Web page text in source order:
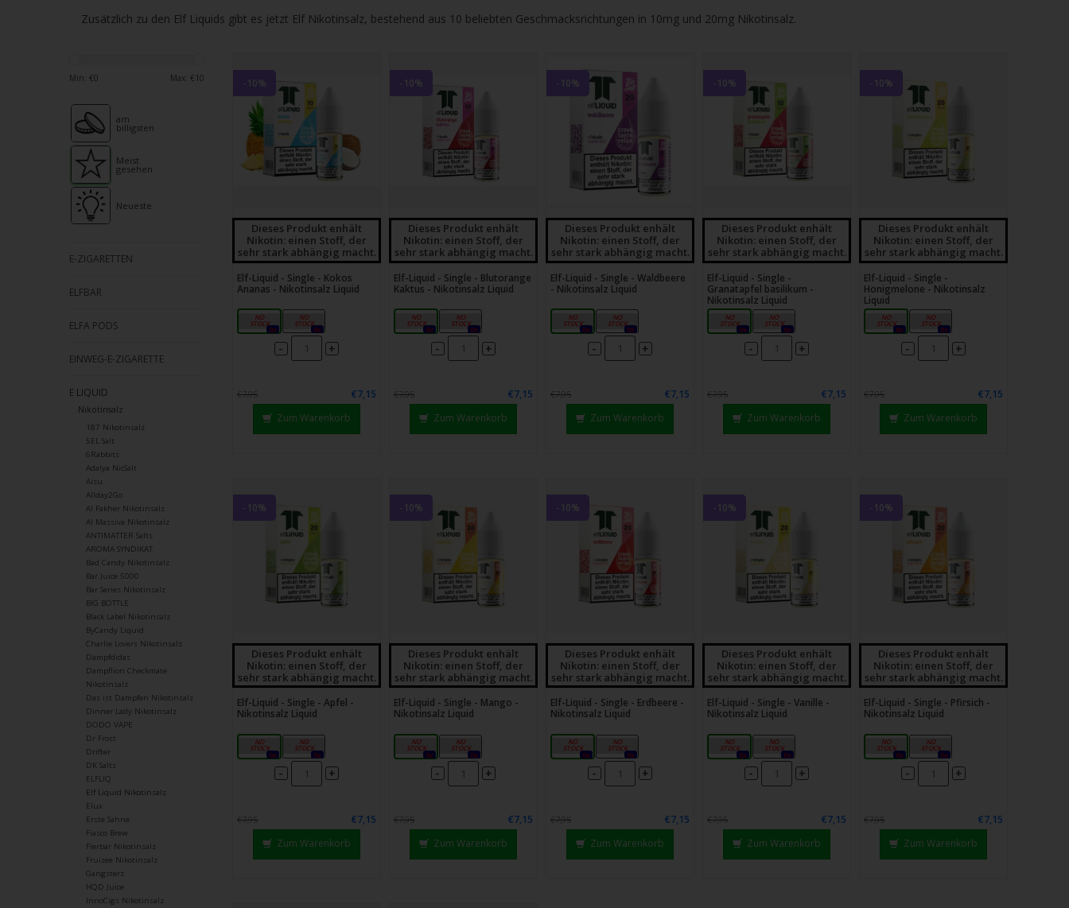
Ergebnis
zum
ausgewählten
Suchergebnis
gelangen.
Benutzer
von
Touchgeräten
und
Streichgesten
Zusätzlich zu den Elf Liquids gibt es jetzt Elf Nikotinsalz, bestehend aus 10 beliebten Geschmacksrichtungen in 10mg und 20mg Nikotinsalz.
Min: €0 Max: € 10
am
billigsten
Meist
gesehen
Neueste
E-ZIGARETTEN
ELFBAR
ELFA PODS
EINWEG-E-ZIGARETTE
E LIQUID
Nikotinsalz
187 Nikotinsalz
5EL Salt
6Rabbits
Adalya NicSalt
Aisu
Allday2Go
Al Fakher Nikotinsalz
Al Massiva Nikotinsalz
ANTIMATTER Salts
AROMA SYNDIKAT
Bad Candy Nikotinsalz
Bar Juice 5000
Bar Series Nikotinsalz
BIG BOTTLE
Black Label Nikotinsalz
ByCandy Liquid
Charlie Lovers Nikotinsalz
Dampfdidas
Dampflion Checkmate
Nikotinsalz
Das ist Dampfen Nikotinsalz
Dinner Lady Nikotinsalz
DODO VAPE
Dr Frost
Drifter
DK Salts
ELFLIQ
Elf Liquid Nikotinsalz
Elux
Erste Sahne
Fiasco Brew
Flerbar Nikotinsalz
Fruizee Nikotinsalz
Gangsterz
HQD Juice
InnoCigs Nikotinsalz
-10%
Dieses Produkt enhält
Nikotin: einen Stoff, der
sehr stark abhängig macht.
Elf-Liquid - Single - Kokos
Ananas - Nikotinsalz Liquid
10mg
0x
20mg
0x
- +
€7,95
€7,15
Zum Warenkorb
-10%
Dieses Produkt enhält
Nikotin: einen Stoff, der
sehr stark abhängig macht.
Elf-Liquid - Single - Blutorange
Kaktus - Nikotinsalz Liquid
10mg
0x
20mg
0x
- +
€7,95
€7,15
Zum Warenkorb
-10%
Dieses Produkt enhält
Nikotin: einen Stoff, der
sehr stark abhängig macht.
Elf-Liquid - Single - Waldbeere
- Nikotinsalz Liquid
10mg
0x
20mg
0x
- +
€7,95
€7,15
Zum Warenkorb
-10%
Dieses Produkt enhält
Nikotin: einen Stoff, der
sehr stark abhängig macht.
Elf-Liquid - Single -
Granatapfel basilikum -
Nikotinsalz Liquid
10mg
0x
20mg
0x
- +
€7,95
€7,15
Zum Warenkorb
-10%
Dieses Produkt enhält
Nikotin: einen Stoff, der
sehr stark abhängig macht.
Elf-Liquid - Single -
Honigmelone - Nikotinsalz
Liquid
10mg
0x
20mg
0x
- +
€7,95
€7,15
Zum Warenkorb
-10%
Dieses Produkt enhält
Nikotin: einen Stoff, der
sehr stark abhängig macht.
Elf-Liquid - Single - Apfel -
Nikotinsalz Liquid
10mg
0x
20mg
0x
- +
€7,95
€7,15
Zum Warenkorb
-10%
Dieses Produkt enhält
Nikotin: einen Stoff, der
sehr stark abhängig macht.
Elf-Liquid - Single - Mango -
Nikotinsalz Liquid
10mg
0x
20mg
0x
- +
€7,95
€7,15
Zum Warenkorb
-10%
Dieses Produkt enhält
Nikotin: einen Stoff, der
sehr stark abhängig macht.
Elf-Liquid - Single - Erdbeere -
Nikotinsalz Liquid
10mg
0x
20mg
0x
- +
€7,95
€7,15
Zum Warenkorb
-10%
Dieses Produkt enhält
Nikotin: einen Stoff, der
sehr stark abhängig macht.
Elf-Liquid - Single - Vanille -
Nikotinsalz Liquid
10mg
0x
20mg
0x
- +
€7,95
€7,15
Zum Warenkorb
-10%
Dieses Produkt enhält
Nikotin: einen Stoff, der
sehr stark abhängig macht.
Elf-Liquid - Single - Pfirsich -
Nikotinsalz Liquid
10mg
0x
20mg
0x
- +
€7,95
€7,15
Zum Warenkorb